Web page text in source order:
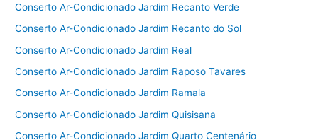
Conserto Ar-Condicionado Jardim Recanto Verde
Conserto Ar-Condicionado Jardim Recanto do Sol
Conserto Ar-Condicionado Jardim Real
Conserto Ar-Condicionado Jardim Raposo Tavares
Conserto Ar-Condicionado Jardim Ramala
Conserto Ar-Condicionado Jardim Quisisana
Conserto Ar-Condicionado Jardim Quarto Centenário